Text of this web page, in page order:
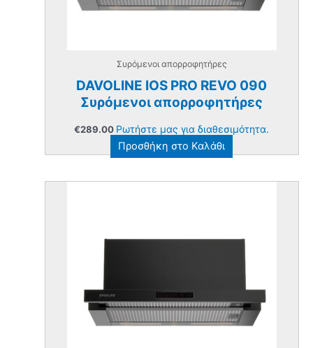
Συρόμενοι απορροφητήρες
DAVOLINE IOS PRO REVO 090
Συρόμενοι απορροφητήρες
€289.00 Ρωτήστε μας για διαθεσιμότητα.
Προσθήκη στο Καλάθι